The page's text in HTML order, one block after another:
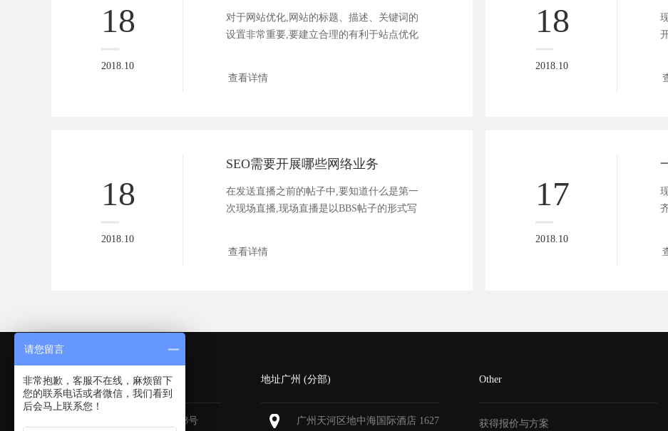
18
2018.10
对于网站优化,网站的标题、描述、关键词的
设置非常重要,要建立合理的有利于站点优化
查看详情
18
2018.10
18
2018.10
SEO需要开展哪些网络业务
在发送直播之前的帖子中,要知道什么是第一
次现场直播,现场直播是以BBS帖子的形式写
查看详情
17
2018.10
深圳 (总部)
深圳福田区深南大道6013号
地址广州 (分部)
广州天河区地中海国际酒店 1627
Other
获得报价与方案
请您留言
非常抱歉，客服不在线，麻烦留下
您的联系电话或者微信，我们看到
后会马上联系您！